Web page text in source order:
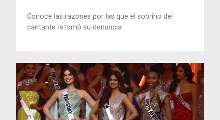
Conoce las razones por las que el sobrino del
cantante retomó su denuncia